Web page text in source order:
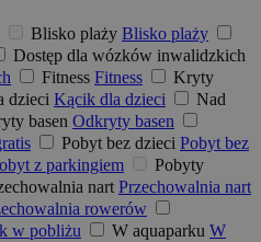
Blisko plaży Blisko plaży
Dostęp dla wózków inwalidzkich
Fitness Fitness
Kryty
dzieci Kącik dla dzieci
Nad
basen Odkryty basen
Pobyt bez dzieci Pobyt bez
z parkingiem
Pobyty
nart Przechowalnia nart
rowerów
w pobliżu W aquaparku W